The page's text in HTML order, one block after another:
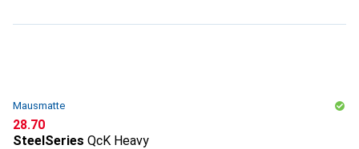
Mausmatte
CHF
28.70
SteelSeries QcK Heavy